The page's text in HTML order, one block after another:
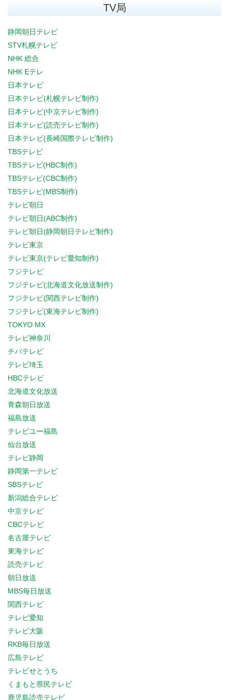
TV局
静岡朝日テレビ
STV札幌テレビ
NHK 総合
NHK Eテレ
日本テレビ
日本テレビ(札幌テレビ制作)
日本テレビ(中京テレビ制作)
日本テレビ(読売テレビ制作)
日本テレビ(長崎国際テレビ制作)
TBSテレビ
TBSテレビ(HBC制作)
TBSテレビ(CBC制作)
TBSテレビ(MBS制作)
テレビ朝日
テレビ朝日(ABC制作)
テレビ朝日(静岡朝日テレビ制作)
テレビ東京
テレビ東京(テレビ愛知制作)
フジテレビ
フジテレビ(北海道文化放送制作)
フジテレビ(関西テレビ制作)
フジテレビ(東海テレビ制作)
TOKYO MX
テレビ神奈川
チバテレビ
テレビ埼玉
HBCテレビ
北海道文化放送
青森朝日放送
福島放送
テレビユー福島
仙台放送
テレビ静岡
静岡第一テレビ
SBSテレビ
新潟総合テレビ
中京テレビ
CBCテレビ
名古屋テレビ
東海テレビ
読売テレビ
朝日放送
MBS毎日放送
関西テレビ
テレビ愛知
テレビ大阪
RKB毎日放送
広島テレビ
テレビせとうち
くまもと県民テレビ
鹿児島読売テレビ